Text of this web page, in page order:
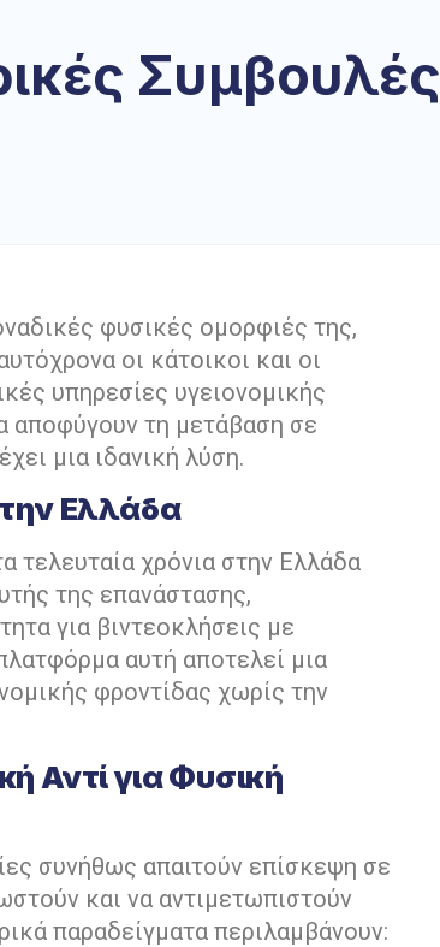
Συμβουλές
φυσικές ομορφιές της,
οι κάτοικοι και οι
υπηρεσίες υγειονομικής
αποφύγουν τη μετάβαση σε
μια ιδανική λύση.
Ελλάδα
τελευταία χρόνια στην Ελλάδα
της επανάστασης,
για βιντεοκλήσεις με
αυτή αποτελεί μια
φροντίδας χωρίς την
Αντί για Φυσική
συνήθως απαιτούν επίσκεψη σε
και να αντιμετωπιστούν
παραδείγματα περιλαμβάνουν: